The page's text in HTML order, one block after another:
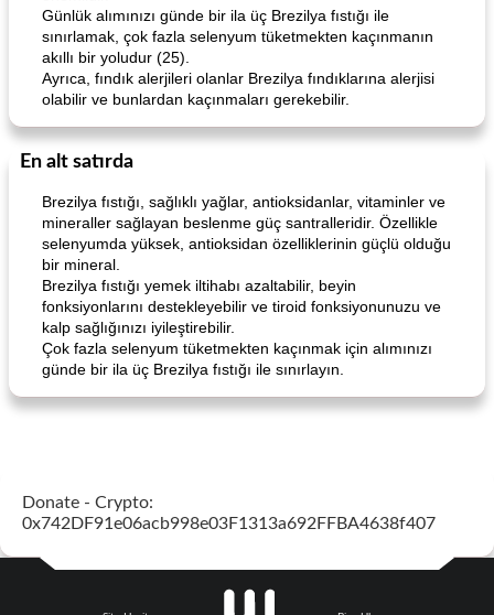
Günlük alımınızı günde bir ila üç Brezilya fıstığı ile
sınırlamak, çok fazla selenyum tüketmekten kaçınmanın
akıllı bir yoludur (25).
Ayrıca, fındık alerjileri olanlar Brezilya fındıklarına alerjisi
olabilir ve bunlardan kaçınmaları gerekebilir.
En alt satırda
Brezilya fıstığı, sağlıklı yağlar, antioksidanlar, vitaminler ve
mineraller sağlayan beslenme güç santralleridir. Özellikle
selenyumda yüksek, antioksidan özelliklerinin güçlü olduğu
bir mineral.
Brezilya fıstığı yemek iltihabı azaltabilir, beyin
fonksiyonlarını destekleyebilir ve tiroid fonksiyonunuzu ve
kalp sağlığınızı iyileştirebilir.
Çok fazla selenyum tüketmekten kaçınmak için alımınızı
günde bir ila üç Brezilya fıstığı ile sınırlayın.
Donate - Crypto:
0x742DF91e06acb998e03F1313a692FFBA4638f407